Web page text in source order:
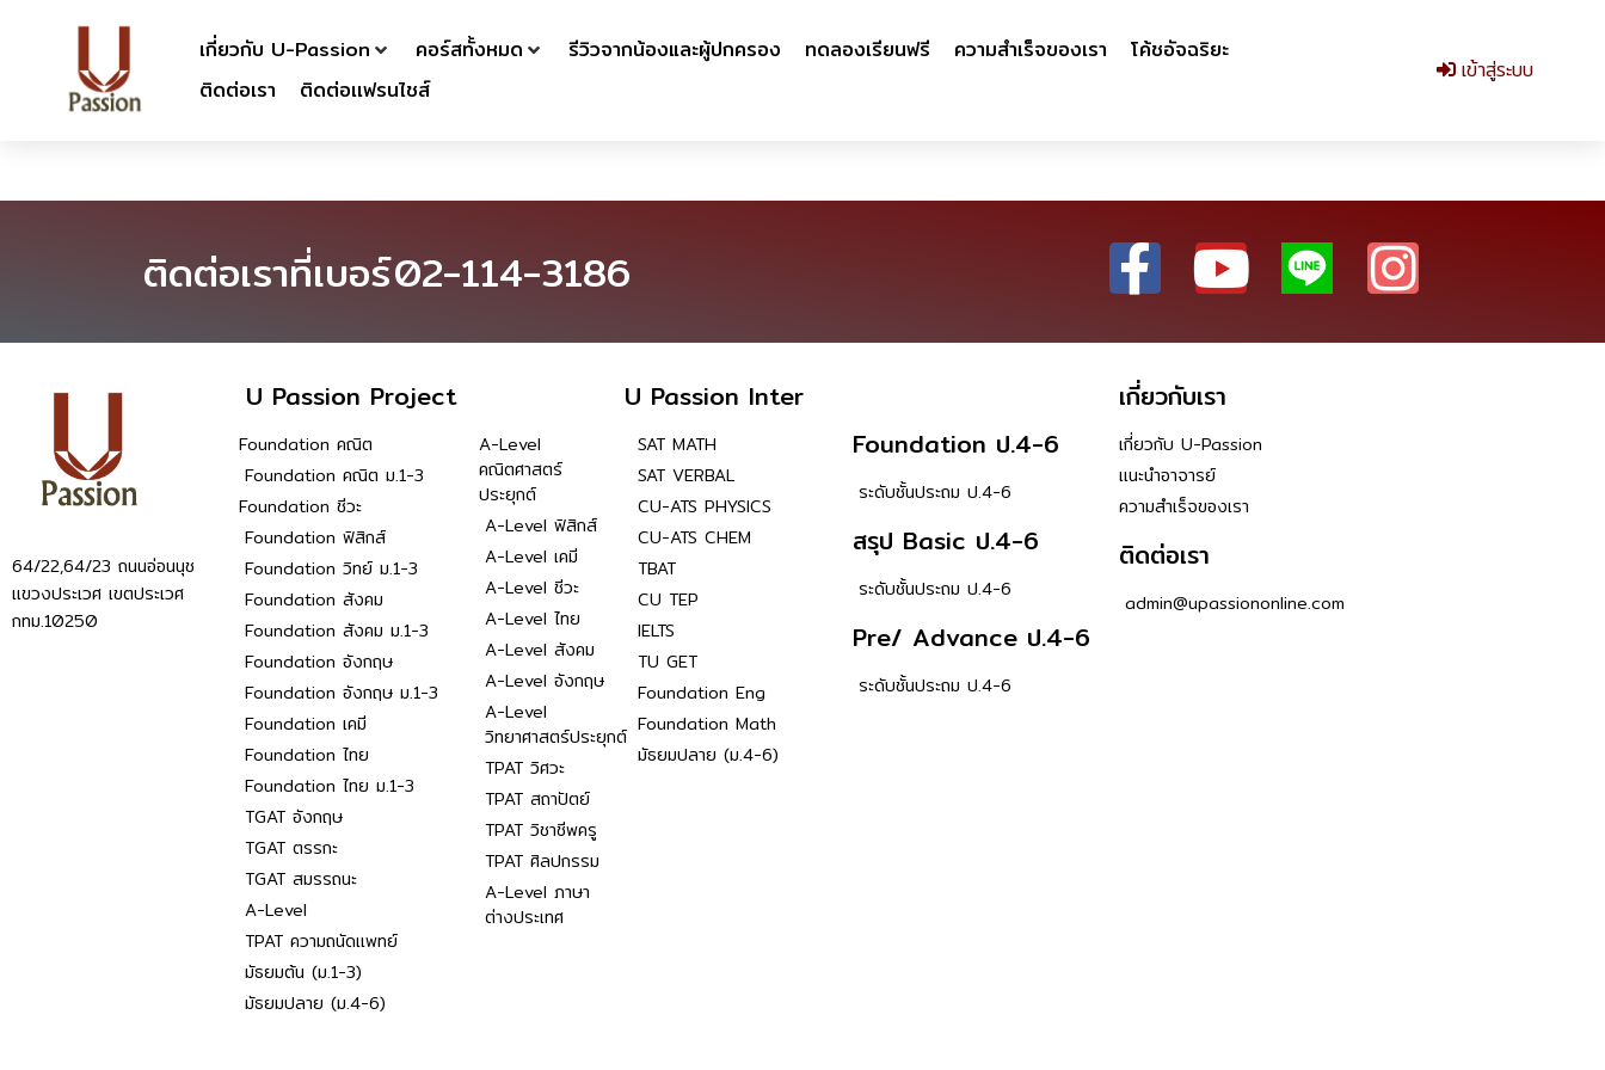
เกี่ยวกับ U-Passion คอร์สทั้งหมด รีวิวจากน้องและผู้ปกครอง ทดลองเรียนฟรี ความสำเร็จของเรา
โค้ชอัจฉริยะ
ติดต่อเรา
ติดต่อเเฟรนไชส์
เข้าสู่ระบบ
ติดต่อเราที่เบอร์02-114-3186
U Passion Project U Passion Inter เกี่ยวกับเรา
64/22,64/23 ถนนอ่อนนุช
แขวงประเวศ เขตประเวศ
กทม.10250
Foundation คณิต
Foundation คณิต ม.1-3
Foundation ชีวะ
Foundation ฟิสิกส์
Foundation วิทย์ ม.1-3
Foundation สังคม
Foundation สังคม ม.1-3
Foundation อังกฤษ
Foundation อังกฤษ ม.1-3
Foundation เคมี
Foundation ไทย
Foundation ไทย ม.1-3
TGAT อังกฤษ
TGAT ตรรกะ
TGAT สมรรถนะ
A-Level
TPAT ความถนัดแพทย์
มัธยมต้น (ม.1-3)
มัธยมปลาย (ม.4-6)
A-Level
คณิตศาสตร์
ประยุกต์
A-Level ฟิสิกส์
A-Level เคมี
A-Level ชีวะ
A-Level ไทย
A-Level สังคม
A-Level อังกฤษ
A-Level
วิทยาศาสตร์ประยุกต์
TPAT วิศวะ
TPAT สถาปัตย์
TPAT วิชาชีพครู
TPAT ศิลปกรรม
A-Level ภาษา
ต่างประเทศ
SAT MATH
SAT VERBAL
CU-ATS PHYSICS
CU-ATS CHEM
TBAT
CU TEP
IELTS
TU GET
Foundation Eng
Foundation Math
มัธยมปลาย (ม.4-6)
Foundation ป.4-6
ระดับชั้นประถม ป.4-6
สรุป Basic ป.4-6
ระดับชั้นประถม ป.4-6
Pre/ Advance ป.4-6
ระดับชั้นประถม ป.4-6
เกี่ยวกับ U-Passion
แนะนำอาจารย์
ความสำเร็จของเรา
ติดต่อเรา
admin@upassiononline.com